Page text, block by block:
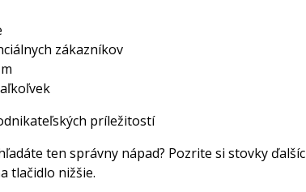
zákazníkov
príležitostí
ten správny nápad? Pozrite si stovky
tlačidlo nižšie.